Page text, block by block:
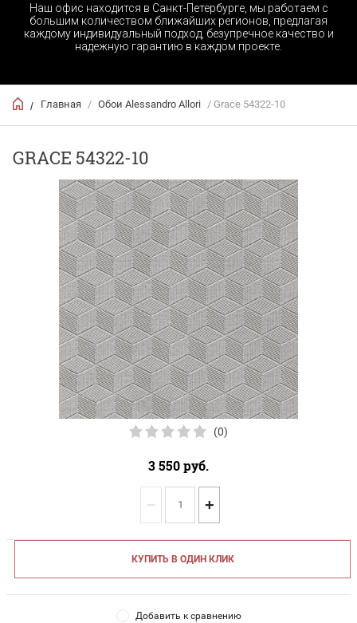
Наш офис находится в Санкт-Петербурге, мы работаем с
большим количеством ближайших регионов, предлагая
каждому индивидуальный подход, безупречное качество и
надежную гарантию в каждом проекте.
/ Главная / Обои Alessandro Allori / Grace 54322-10
GRACE 54322-10
(0)
3 550руб.
− +
КУПИТЬ В ОДИН КЛИК
Добавить к сравнению